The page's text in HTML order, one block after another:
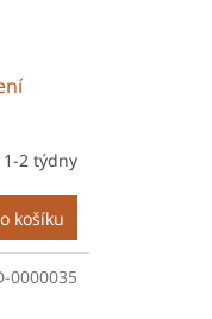
1-2 týdny
košíku
0000035